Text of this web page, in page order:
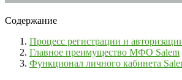
Содержание
Процесс регистрации и
Главное преимущество МФО Salem
Функционал личного кабинета